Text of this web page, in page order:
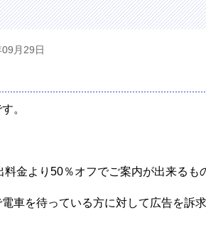
月29日
。
金より50％オフでご案内が出来るも
車を待っている方に対して広告を訴